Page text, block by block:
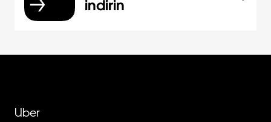
indirin
Uber